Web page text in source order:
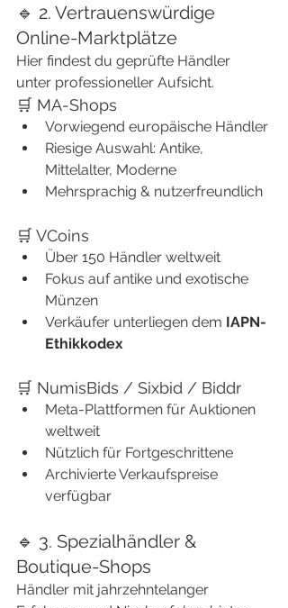
🔹 2. Vertrauenswürdige
Online-Marktplätze
Hier findest du geprüfte Händler
unter professioneller Aufsicht.
🛒 MA-Shops
Vorwiegend europäische Händler
Riesige Auswahl: Antike,
Mittelalter, Moderne
Mehrsprachig & nutzerfreundlich
🛒 VCoins
Über 150 Händler weltweit
Fokus auf antike und exotische
Münzen
Verkäufer unterliegen dem IAPN-
Ethikkodex
🛒 NumisBids / Sixbid / Biddr
Meta-Plattformen für Auktionen
weltweit
Nützlich für Fortgeschrittene
Archivierte Verkaufspreise
verfügbar
🔹 3. Spezialhändler &
Boutique-Shops
Händler mit jahrzehntelanger